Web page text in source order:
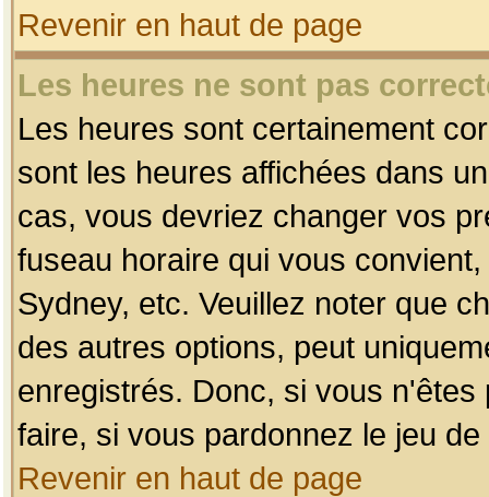
Revenir en haut de page
Les heures ne sont pas
Les heures sont certainement
sont les heures affichées dans
cas, vous devriez changer vos
fuseau horaire qui vous
Sydney, etc. Veuillez noter que
des autres options, peut
enregistrés. Donc, si vous
faire, si vous pardonnez le jeu
Revenir en haut de page